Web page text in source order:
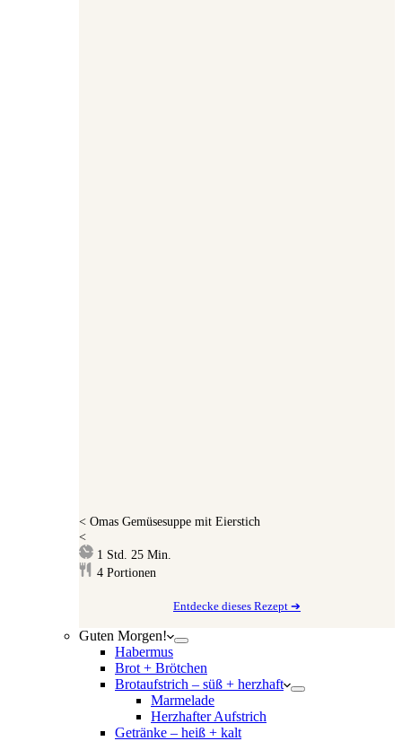
< Omas Gemüsesuppe mit Eierstich
<
1 Stunde
Std. 25 Minuten
Min.
4 Portionen
Entdecke dieses Rezept ➔
Guten Morgen!
Habermus
Brot + Brötchen
Brotaufstrich – süß + herzhaft
Marmelade
Herzhafter Aufstrich
Getränke – heiß + kalt